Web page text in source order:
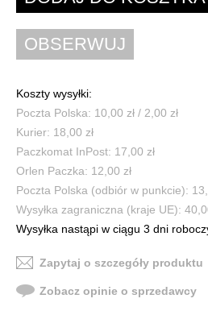
Koszty wysyłki:
Poczta Polska: 10,00 zł / 2,00 zł
Kurier: 18,00 zł
Paczkomat InPost: 17,00 zł
Orlen Paczka: 12,00 zł
Poczta Polska (odbiór w punkcie):
Wysyłka zagraniczna (kraje UE):
Wysyłka nastąpi w ciągu 3 dni
Zapytaj o szczegóły produktu
Zobacz opinie o sprzedawcy